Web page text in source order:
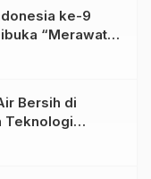
ke-9
“Merawat
Masa Depan
Bersih di
Teknologi
Saiful Al-